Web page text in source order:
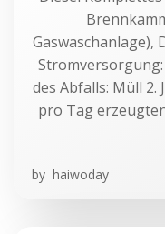
Gaswaschanlage),
des Abfalls: Müll 2.
pro Tag
by haiwoday